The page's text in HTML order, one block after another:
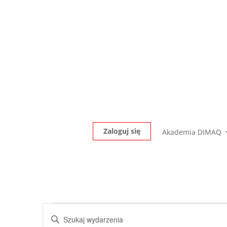
Zaloguj się Akademia DIMAQ
Wydarzenia
Wydarzenia
Nawigacja
Wpisz